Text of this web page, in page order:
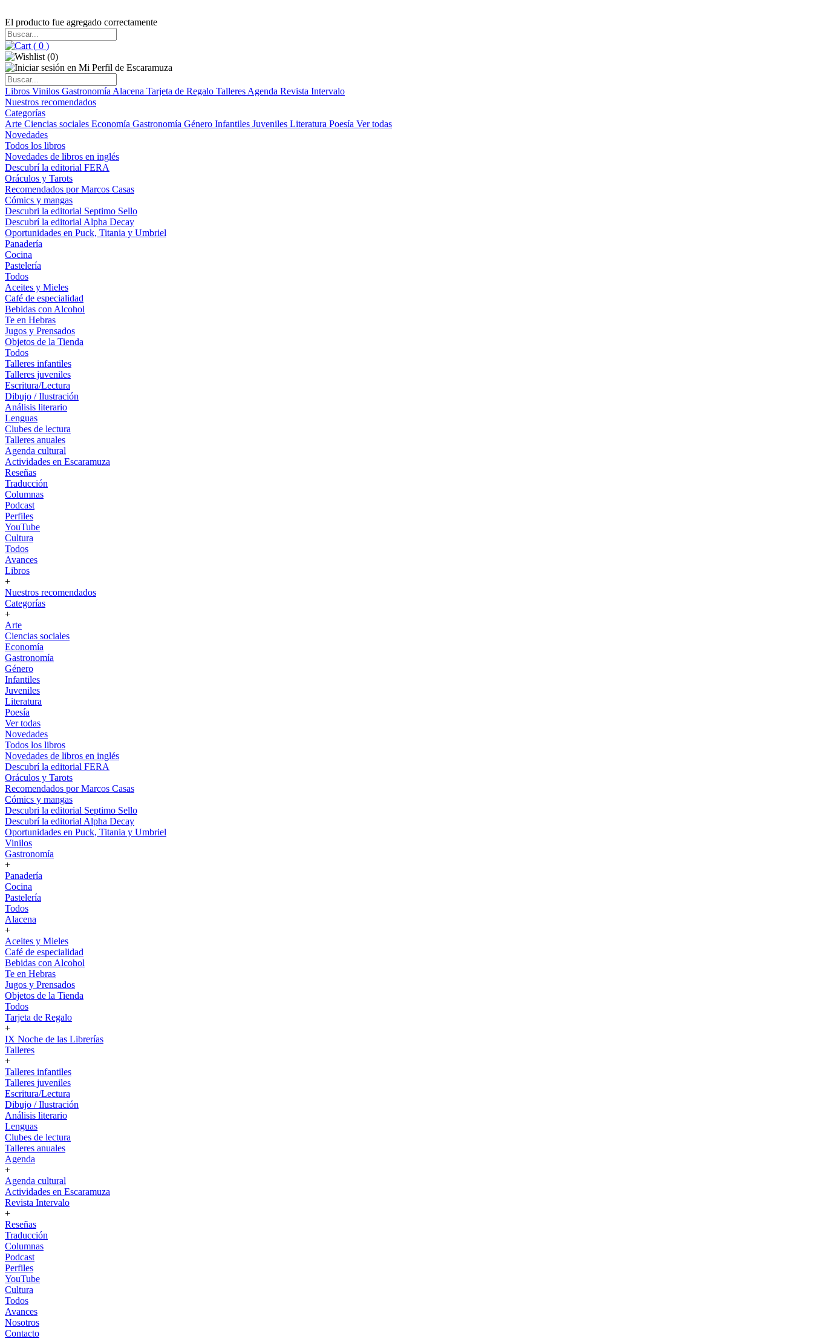
El producto fue agregado correctamente
( 0 )
(0)
Libros Vinilos Gastronomía Alacena Tarjeta de Regalo Talleres Agenda Revista Intervalo
Nuestros recomendados
Categorías
Arte Ciencias sociales Economía Gastronomía Género Infantiles Juveniles Literatura Poesía Ver todas
Novedades
Todos los libros
Novedades de libros en inglés
Descubrí la editorial FERA
Oráculos y Tarots
Recomendados por Marcos Casas
Cómics y mangas
Descubri la editorial Septimo Sello
Descubrí la editorial Alpha Decay
Oportunidades en Puck, Titania y Umbriel
Panadería
Cocina
Pastelería
Todos
Aceites y Mieles
Café de especialidad
Bebidas con Alcohol
Te en Hebras
Jugos y Prensados
Objetos de la Tienda
Todos
Talleres infantiles
Talleres juveniles
Escritura/Lectura
Dibujo / Ilustración
Análisis literario
Lenguas
Clubes de lectura
Talleres anuales
Agenda cultural
Actividades en Escaramuza
Reseñas
Traducción
Columnas
Podcast
Perfiles
YouTube
Cultura
Todos
Avances
Libros
+
Nuestros recomendados
Categorías
+
Arte
Ciencias sociales
Economía
Gastronomía
Género
Infantiles
Juveniles
Literatura
Poesía
Ver todas
Novedades
Todos los libros
Novedades de libros en inglés
Descubrí la editorial FERA
Oráculos y Tarots
Recomendados por Marcos Casas
Cómics y mangas
Descubri la editorial Septimo Sello
Descubrí la editorial Alpha Decay
Oportunidades en Puck, Titania y Umbriel
Vinilos
Gastronomía
+
Panadería
Cocina
Pastelería
Todos
Alacena
+
Aceites y Mieles
Café de especialidad
Bebidas con Alcohol
Te en Hebras
Jugos y Prensados
Objetos de la Tienda
Todos
Tarjeta de Regalo
+
IX Noche de las Librerías
Talleres
+
Talleres infantiles
Talleres juveniles
Escritura/Lectura
Dibujo / Ilustración
Análisis literario
Lenguas
Clubes de lectura
Talleres anuales
Agenda
+
Agenda cultural
Actividades en Escaramuza
Revista Intervalo
+
Reseñas
Traducción
Columnas
Podcast
Perfiles
YouTube
Cultura
Todos
Avances
Nosotros
Contacto